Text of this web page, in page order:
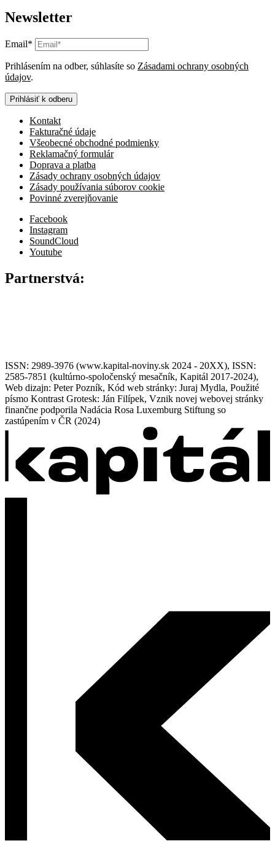
Newsletter
Email*
Prihlásením na odber, súhlasíte so Zásadami ochrany osobných
údajov.
Prihlásiť k odberu
Kontakt
Fakturačné údaje
Všeobecné obchodné podmienky
Reklamačný formulár
Doprava a platba
Zásady ochrany osobných údajov
Zásady používania súborov cookie
Povinné zverejňovanie
Facebook
Instagram
SoundCloud
Youtube
Partnerstvá:
ISSN: 2989-3976 (www.kapital-noviny.sk 2024 - 20XX), ISSN:
2585-7851 (kultúrno-spoločenský mesačník, Kapitál 2017-2024),
Web dizajn: Peter Pozník, Kód web stránky: Juraj Mydla, Použité
písmo Kontrast Grotesk: Ján Filípek, Vznik novej webovej stránky
finančne podporila Nadácia Rosa Luxemburg Stiftung so
zastúpením v ČR (2024)